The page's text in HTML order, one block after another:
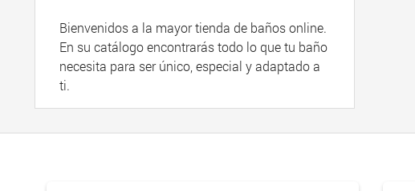
Bienvenidos a la mayor tienda de baños online.
En su catálogo encontrarás todo lo que tu baño
necesita para ser único, especial y adaptado a
ti.